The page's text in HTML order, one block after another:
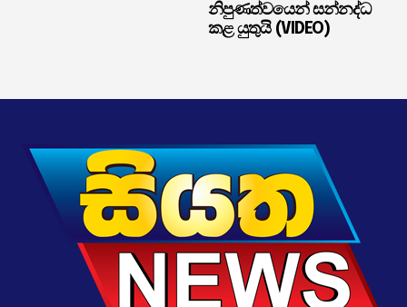
නිපුණත්වයෙන් සන්නද්ධ
කළ යුතුයි (VIDEO)